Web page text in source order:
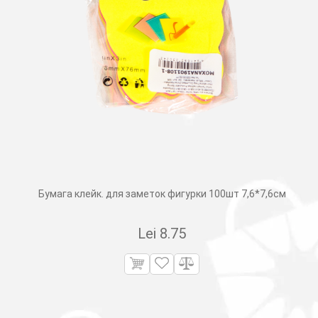
Бумага клейк. для заметок фигурки 100шт 7,6*7,6см
Lei 8.75